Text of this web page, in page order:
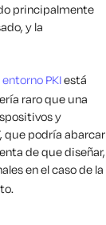
principalmente
y la
entorno PKIestá
raro que una
y
que podría abarcar
de que diseñar,
en el caso de la